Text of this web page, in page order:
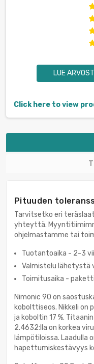
LUE
Click here to view
Pituuden
Tarvitsetko eri
yhteyttä.
ohjelmastamme tai
Tuotantoaika - 2-3
Valmistelu lähetystä
Toimitusaika -
Nimonic 90 on
kobolttiseos. Nikkeli on
ja koboltin 17 %.
2.4632:lla on korkea
lämpötiloissa. Laadulla
hapettumiskestävyys